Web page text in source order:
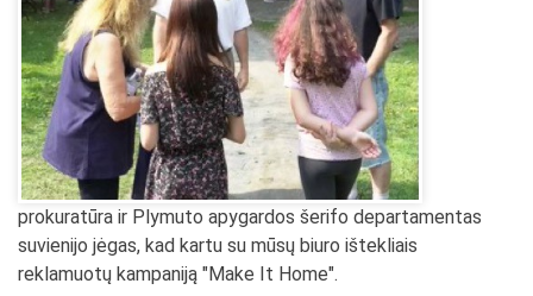
prokuratūra ir Plymuto apygardos šerifo departamentas
suvienijo jėgas, kad kartu su mūsų biuro ištekliais
reklamuotų kampaniją "Make It Home".